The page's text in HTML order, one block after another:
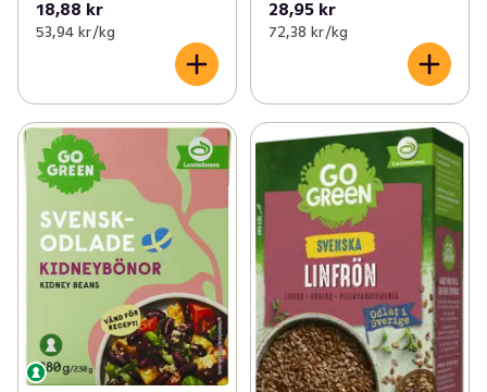
18,88 kr
53,94 kr /kg
28,95 kr
72,38 kr /kg